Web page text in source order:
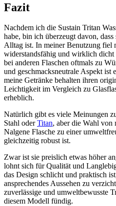
Fazit
Nachdem ich die Sustain Tritan
habe, bin ich überzeugt davon,
Alltag ist. In meiner Benutzung fiel
widerstandsfähig und wirklich
bei anderen Flaschen oftmals zu
und geschmacksneutrale Aspekt ist
meine Getränke behalten ihren
Leichtigkeit im Vergleich zu
erheblich.
Natürlich gibt es viele Meinungen
Stahl oderTitan, aber die Wahl von
Nalgene Flasche zu einer
gleichzeitig robust ist.
Zwar ist sie preislich etwas höher
lohnt sich für Qualität und
das Design schlicht und praktisch
ansprechendes Aussehen zu
zuverlässige und umweltbewusste
diesem Modell fündig.